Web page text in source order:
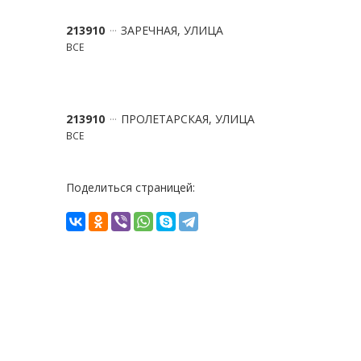
213910 ЗАРЕЧНАЯ, УЛИЦА
ВСЕ
213910 ПРОЛЕТАРСКАЯ, УЛИЦА
ВСЕ
Поделиться страницей: